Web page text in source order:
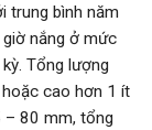
trung bình năm
nắng ở mức
Tổng lượng
cao hơn 1 ít
– 80 mm, tổng